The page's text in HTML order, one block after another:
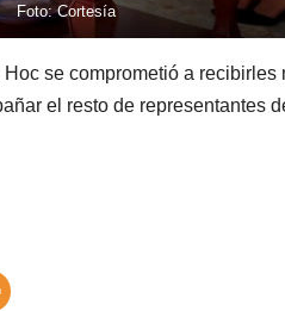
Foto: Cortesía
se comprometió a recibirles
el resto de representantes